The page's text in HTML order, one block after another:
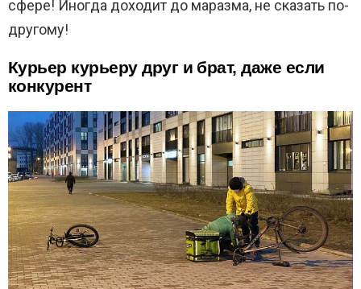
сфере! Иногда доходит до маразма, не сказать по-
другому!
Курьер курьеру друг и брат, даже если
конкурент